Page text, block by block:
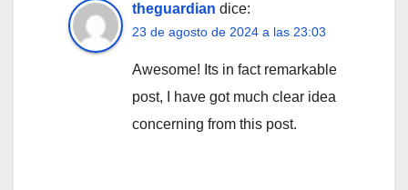
theguardian dice:
23 de agosto de 2024 a las 23:03
Awesome! Its in fact remarkable
post, I have got much clear idea
concerning from this post.